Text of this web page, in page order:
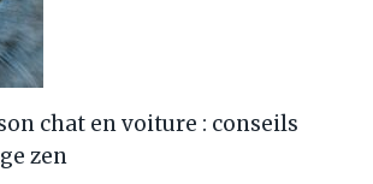
chat en voiture : conseils
zen